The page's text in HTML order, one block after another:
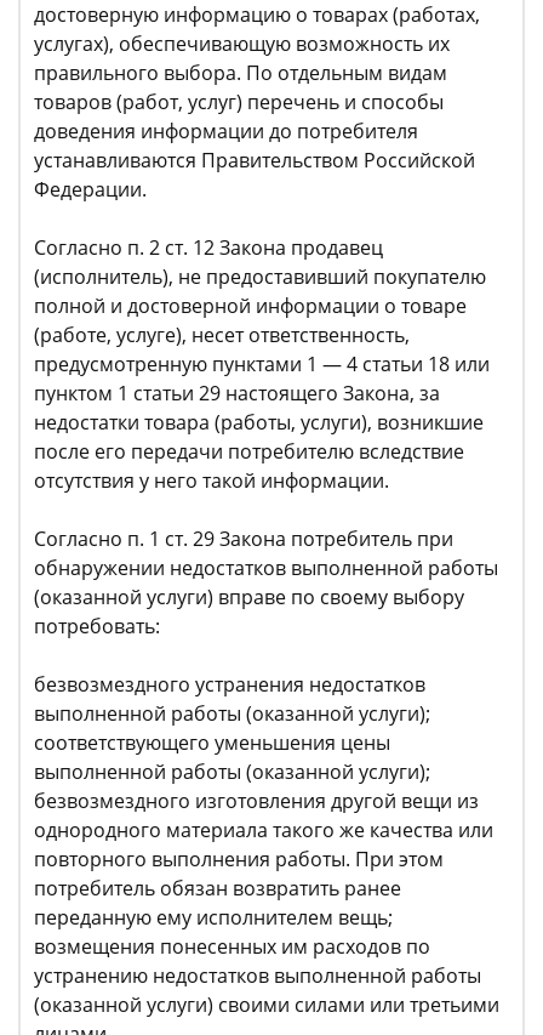
достоверную информацию о товарах (работах,
услугах), обеспечивающую возможность их
правильного выбора. По отдельным видам
товаров (работ, услуг) перечень и способы
доведения информации до потребителя
устанавливаются Правительством Российской
Федерации.
Согласно п. 2 ст. 12 Закона продавец
(исполнитель), не предоставивший покупателю
полной и достоверной информации о товаре
(работе, услуге), несет ответственность,
предусмотренную пунктами 1 — 4 статьи 18 или
пунктом 1 статьи 29 настоящего Закона, за
недостатки товара (работы, услуги), возникшие
после его передачи потребителю вследствие
отсутствия у него такой информации.
Согласно п. 1 ст. 29 Закона потребитель при
обнаружении недостатков выполненной работы
(оказанной услуги) вправе по своему выбору
потребовать:
безвозмездного устранения недостатков
выполненной работы (оказанной услуги);
соответствующего уменьшения цены
выполненной работы (оказанной услуги);
безвозмездного изготовления другой вещи из
однородного материала такого же качества или
повторного выполнения работы. При этом
потребитель обязан возвратить ранее
переданную ему исполнителем вещь;
возмещения понесенных им расходов по
устранению недостатков выполненной работы
(оказанной услуги) своими силами или третьими